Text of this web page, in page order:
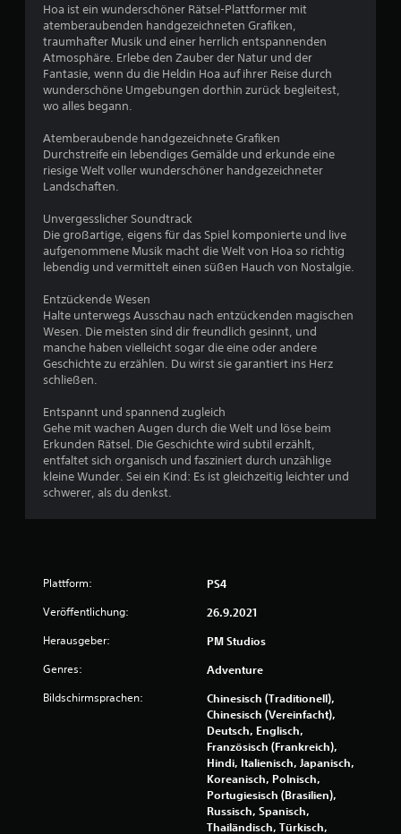
h
e
r
t
u
g
4
.
S
t
e
Hoa ist ein wunderschöner Rätsel-Plattformer mit
atemberaubenden handgezeichneten Grafiken,
traumhafter Musik und einer herrlich entspannenden
Atmosphäre. Erlebe den Zauber der Natur und der
Fantasie, wenn du die Heldin Hoa auf ihrer Reise durch
wunderschöne Umgebungen dorthin zurück begleitest,
wo alles begann.
Atemberaubende handgezeichnete Grafiken
Durchstreife ein lebendiges Gemälde und erkunde eine
riesige Welt voller wunderschöner handgezeichneter
Landschaften.
Unvergesslicher Soundtrack
Die großartige, eigens für das Spiel komponierte und live
aufgenommene Musik macht die Welt von Hoa so richtig
lebendig und vermittelt einen süßen Hauch von Nostalgie.
Entzückende Wesen
Halte unterwegs Ausschau nach entzückenden magischen
Wesen. Die meisten sind dir freundlich gesinnt, und
manche haben vielleicht sogar die eine oder andere
Geschichte zu erzählen. Du wirst sie garantiert ins Herz
schließen.
Entspannt und spannend zugleich
Gehe mit wachen Augen durch die Welt und löse beim
Erkunden Rätsel. Die Geschichte wird subtil erzählt,
entfaltet sich organisch und fasziniert durch unzählige
kleine Wunder. Sei ein Kind: Es ist gleichzeitig leichter und
schwerer, als du denkst.
Plattform: PS4
Veröffentlichung: 26.9.2021
Herausgeber: PM Studios
Genres: Adventure
Bildschirmsprachen:
Chinesisch (Traditionell),
Chinesisch (Vereinfacht),
Deutsch, Englisch,
Französisch (Frankreich),
Hindi, Italienisch, Japanisch,
Koreanisch, Polnisch,
Portugiesisch (Brasilien),
Russisch, Spanisch,
Thailändisch, Türkisch,